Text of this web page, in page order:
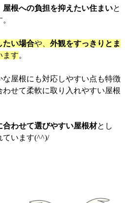
屋根への負担を抑えたい住まいと
たい場合や、 外観をすっきりとま
ます。
な屋根にも対応しやすい点も特徴
せて柔軟に取り入れやすい屋根
わせて選びやすい屋根材とし
ています(^^)/